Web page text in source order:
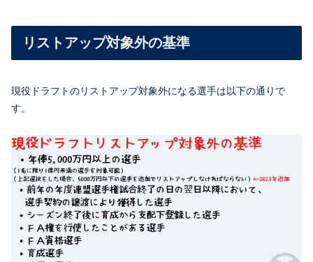
リストアップ対象外の基準
現役ドラフトのリストアップ対象外になる選手は以下の通りで
す。